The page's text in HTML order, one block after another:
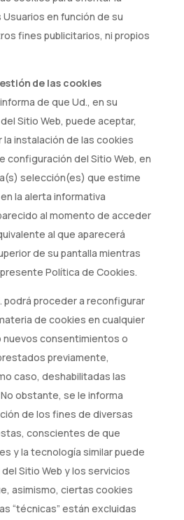
en función de su
fines publicitarios, ni propios
de las cookies
de que Ud., en su
Sitio Web, puede aceptar,
instalación de las cookies
configuración del Sitio Web, en
selección(es) que estime
la alerta informativa
al momento de acceder
al que aparecerá
de su pantalla mientras
Política de Cookies.
podrá proceder a reconfigurar
de cookies en cualquier
consentimientos o
previamente,
caso, deshabilitadas las
obstante, se le informa
de los fines de diversas
conscientes de que
y la tecnología similar puede
Sitio Web y los servicios
asimismo, ciertas cookies
“técnicas” están excluidas